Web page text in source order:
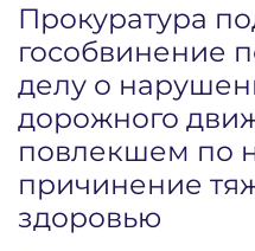
Прокуратура
гособвинение
делу о
дорожного
повлекшем по
причинение
здоровью